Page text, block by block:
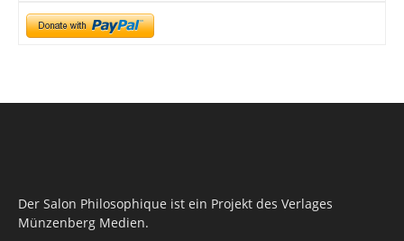
Der Salon Philosophique ist ein Projekt des Verlages
Münzenberg Medien.